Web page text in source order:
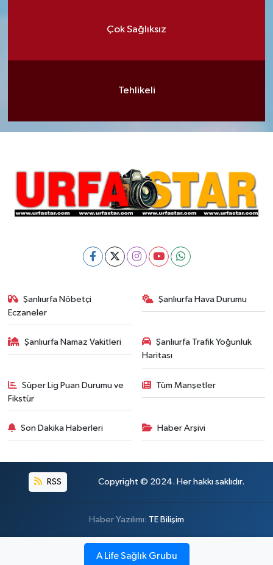
Çok Sağlıksız
Tehlikeli
Şanlıurfa Nöbetçi
Eczaneler
Şanlıurfa Hava Durumu
Şanlıurfa Namaz Vakitleri
Şanlıurfa Trafik Yoğunluk
Haritası
Süper Lig Puan Durumu ve
Fikstür
Tüm Manşetler
Son Dakika Haberleri Haber Arşivi
RSS Copyright © 2024. Her hakkı saklıdır.
Haber Yazılımı: TE Bilişim
A Life Sağlık Grubu